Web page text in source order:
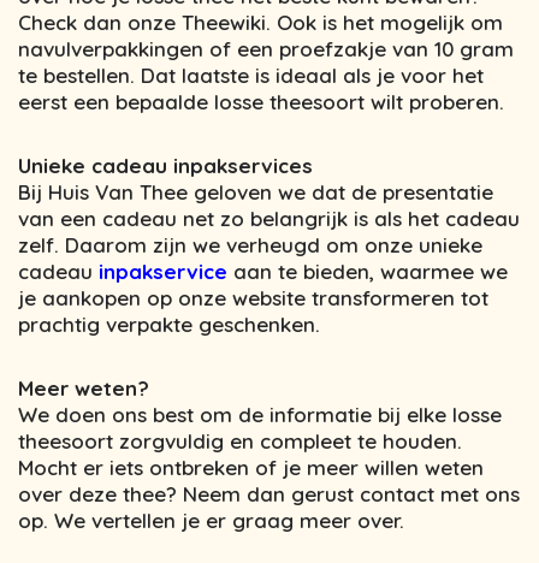
Check dan onze Theewiki. Ook is het mogelijk om
navulverpakkingen of een proefzakje van 10 gram
te bestellen. Dat laatste is ideaal als je voor het
eerst een bepaalde losse theesoort wilt proberen.
Unieke cadeau inpakservices
Bij Huis Van Thee geloven we dat de presentatie
van een cadeau net zo belangrijk is als het cadeau
zelf. Daarom zijn we verheugd om onze unieke
cadeau inpakservice aan te bieden, waarmee we
je aankopen op onze website transformeren tot
prachtig verpakte geschenken.
Meer weten?
We doen ons best om de informatie bij elke losse
theesoort zorgvuldig en compleet te houden.
Mocht er iets ontbreken of je meer willen weten
over deze thee? Neem dan gerust contact met ons
op. We vertellen je er graag meer over.